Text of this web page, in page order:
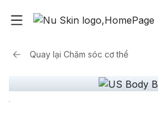
Quay lại Chăm sóc cơ thể